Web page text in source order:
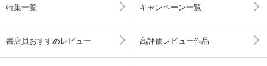
特集一覧 キャンペーン一覧
書店員おすすめレビュー 高評価レビュー作品